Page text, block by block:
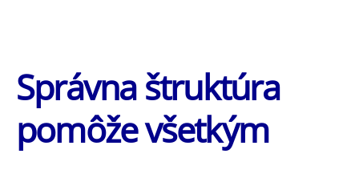
Správna štruktúra
pomôže všetkým